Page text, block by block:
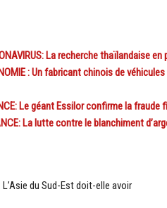
La recherche thaïlandaise
: Un fabricant chinois de
Le géant Essilor confirme la
La lutte contre le blanchiment
L’Asie du Sud-Est doit-elle avoir